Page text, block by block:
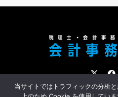
TwitterFacebookRSS
会計事務所名鑑とは？ 会計事務所
当サイトではトラフィックの分析